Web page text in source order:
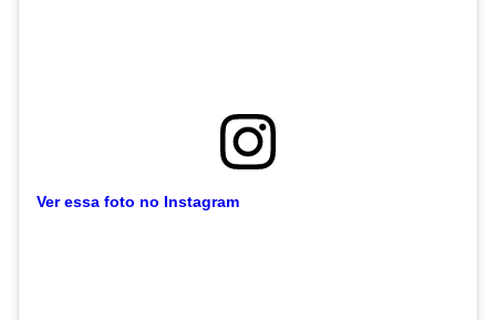
Ver essa foto no Instagram